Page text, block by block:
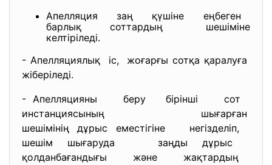
Апелляция заң қүшіне еңбеген
барлық соттардың шешіміне
келтіріледі.
- Апелляциялық іс, жоғарғы сотқа қаралуға
жіберіледі.
- Апелляцияны беру бірінші сот
инстанциясының шығарған
шешімінің дұрыс еместігіне негізделіп,
шешім шығаруда заңды дұрыс
қолданбағандығы және жақтардың